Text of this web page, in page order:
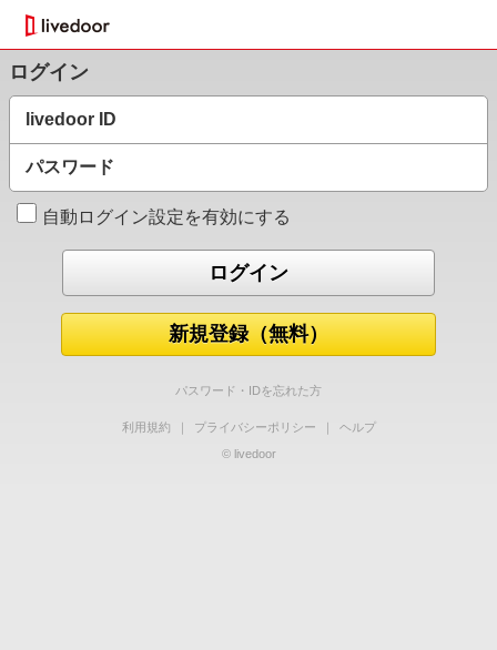
ログイン
livedoor ID
パスワード
自動ログイン設定を有効にする
新規登録（無料）
パスワード・IDを忘れた方
利用規約 ｜ プライバシーポリシー ｜
ヘルプ
© livedoor